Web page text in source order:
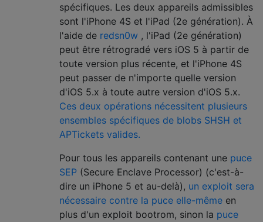
spécifiques. Les deux appareils admissibles
sont l'iPhone 4S et l'iPad (2e génération). À
l'aide de redsn0w , l'iPad (2e génération)
peut être rétrogradé vers iOS 5 à partir de
toute version plus récente, et l'iPhone 4S
peut passer de n'importe quelle version
d'iOS 5.x à toute autre version d'iOS 5.x.
Ces deux opérations nécessitent plusieurs
ensembles spécifiques de blobs SHSH et
APTickets valides.
Pour tous les appareils contenant une puce
SEP (Secure Enclave Processor) (c'est-à-
dire un iPhone 5 et au-delà), un exploit sera
nécessaire contre la puce elle-même en
plus d'un exploit bootrom, sinon la puce